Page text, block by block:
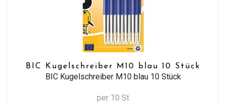
BIC Kugelschreiber M10 blau 10 Stück
BIC Kugelschreiber M10 blau 10 Stück
per 10 St